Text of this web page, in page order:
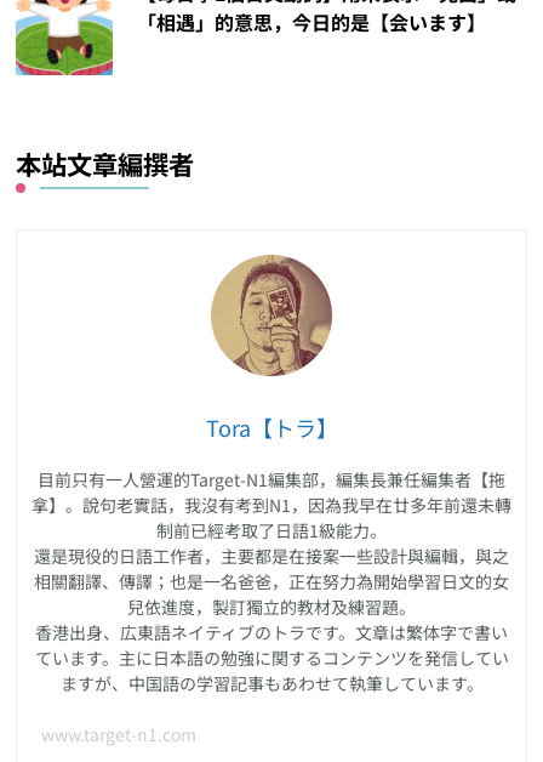
「相遇」的意思，今日的是【会います】
本站文章編撰者
Tora【トラ】
目前只有一人營運的Target-N1編集部，編集長兼任編集者【拖
拿】。說句老實話，我沒有考到N1，因為我早在廿多年前還未轉
制前已經考取了日語1級能力。
還是現役的日語工作者，主要都是在接案一些設計與編輯，與之
相關翻譯、傳譯；也是一名爸爸，正在努力為開始學習日文的女
兒依進度，製訂獨立的教材及練習題。
香港出身、広東語ネイティブのトラです。文章は繁体字で書い
ています。主に日本語の勉強に関するコンテンツを発信してい
ますが、中国語の学習記事もあわせて執筆しています。
www.target-n1.com